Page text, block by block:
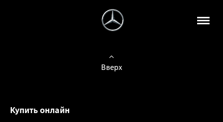
Вверх
Купить онлайн